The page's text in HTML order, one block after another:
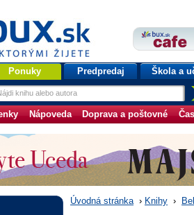
Ponuky Predpredaj Škola a
Nápoveda Doprava a poštovné
Úvodná stránka › Knihy ›